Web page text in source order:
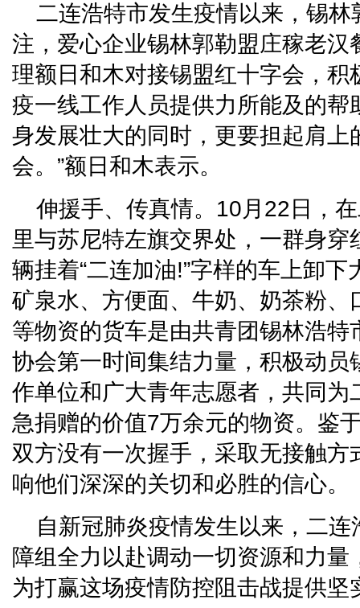
二连浩特市发生疫情以来，锡
注，爱心企业锡林郭勒盟庄稼老汉
理额日和木对接锡盟红十字会，积
疫一线工作人员提供力所能及的帮
身发展壮大的同时，更要担起肩上
会。”额日和木表示。
伸援手、传真情。10月22日，
里与苏尼特左旗交界处，一群身
辆挂着“二连加油!”字样的车上卸
矿泉水、方便面、牛奶、奶茶粉、
等物资的货车是由共青团锡林浩特
协会第一时间集结力量，积极动员
作单位和广大青年志愿者，共同为
急捐赠的价值7万余元的物资。鉴
双方没有一次握手，采取无接触方
响他们深深的关切和必胜的信心。
自新冠肺炎疫情发生以来，二
障组全力以赴调动一切资源和力
为打赢这场疫情防控阻击战提供坚